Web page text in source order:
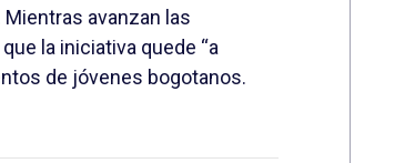
avanzan las
la iniciativa quede “a
de jóvenes bogotanos.